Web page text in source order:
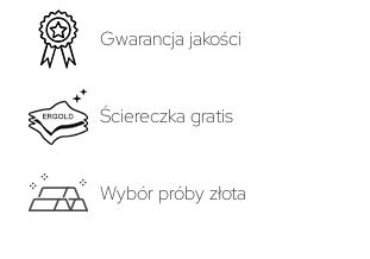
Gwarancja jakości
Ściereczka gratis
Wybór próby złota